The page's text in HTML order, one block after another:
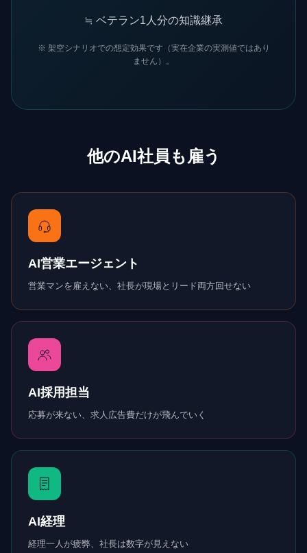
≒ ベテラン1人分の知識継承
※ 架空シナリオでの想定効果です（実在企業の実測値ではあり
ません）。
他のAI社員も雇う
AI営業エージェント
営業マンを雇えない、社長が現場とリード両方回せない
AI採用担当
応募が来ない、求人広告費だけが飛んでいく
AI経理
経理一人が疲弊、社長は数字が見えない